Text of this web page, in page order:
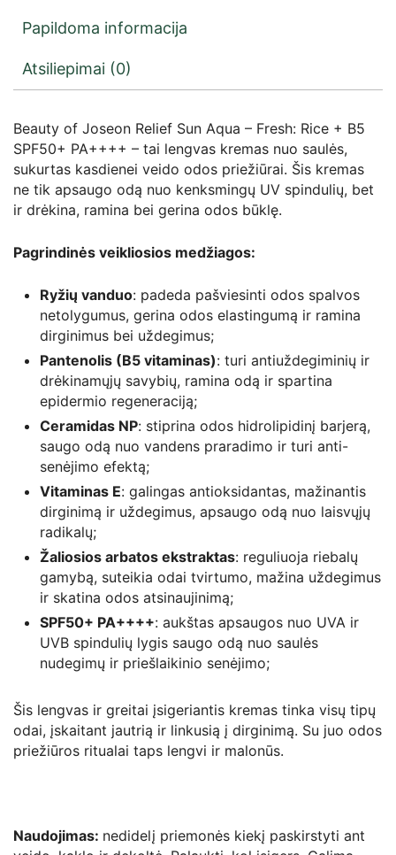
Papildoma informacija
Atsiliepimai (0)
Beauty of Joseon Relief Sun Aqua – Fresh: Rice + B5
SPF50+ PA++++ – tai lengvas kremas nuo saulės,
sukurtas kasdienei veido odos priežiūrai. Šis kremas
ne tik apsaugo odą nuo kenksmingų UV spindulių, bet
ir drėkina, ramina bei gerina odos būklę.
Pagrindinės veikliosios medžiagos:
Ryžių vanduo: padeda pašviesinti odos spalvos
netolygumus, gerina odos elastingumą ir ramina
dirginimus bei uždegimus;
Pantenolis (B5 vitaminas): turi antiuždegiminių ir
drėkinamųjų savybių, ramina odą ir spartina
epidermio regeneraciją;
Ceramidas NP: stiprina odos hidrolipidinį barjerą,
saugo odą nuo vandens praradimo ir turi anti-
senėjimo efektą;
Vitaminas E: galingas antioksidantas, mažinantis
dirginimą ir uždegimus, apsaugo odą nuo laisvųjų
radikalų;
Žaliosios arbatos ekstraktas: reguliuoja riebalų
gamybą, suteikia odai tvirtumo, mažina uždegimus
ir skatina odos atsinaujinimą;
SPF50+ PA++++: aukštas apsaugos nuo UVA ir
UVB spindulių lygis saugo odą nuo saulės
nudegimų ir priešlaikinio senėjimo;
Šis lengvas ir greitai įsigeriantis kremas tinka visų tipų
odai, įskaitant jautrią ir linkusią į dirginimą. Su juo odos
priežiūros ritualai taps lengvi ir malonūs.
Naudojimas: nedidelį priemonės kiekį paskirstyti ant